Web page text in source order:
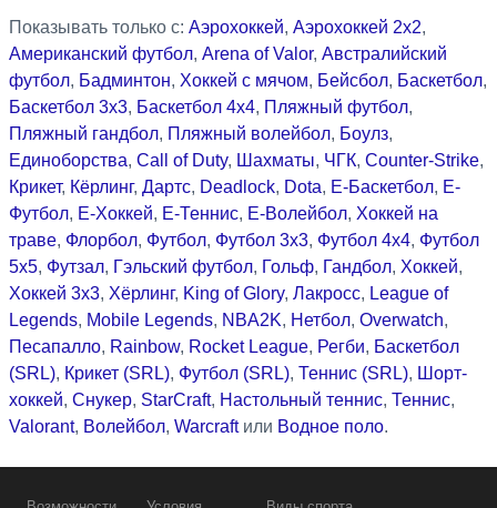
Показывать только с: Аэрохоккей, Аэрохоккей 2x2,
Американский футбол, Arena of Valor, Австралийский
футбол, Бадминтон, Хоккей с мячом, Бейсбол, Баскетбол,
Баскетбол 3x3, Баскетбол 4x4, Пляжный футбол,
Пляжный гандбол, Пляжный волейбол, Боулз,
Единоборства, Call of Duty, Шахматы, ЧГК, Counter-Strike,
Крикет, Кёрлинг, Дартс, Deadlock, Dota, Е-Баскетбол, Е-
Футбол, Е-Хоккей, Е-Теннис, Е-Волейбол, Хоккей на
траве, Флорбол, Футбол, Футбол 3x3, Футбол 4x4, Футбол
5x5, Футзал, Гэльский футбол, Гольф, Гандбол, Хоккей,
Хоккей 3x3, Хёрлинг, King of Glory, Лакросс, League of
Legends, Mobile Legends, NBA2K, Нетбол, Overwatch,
Песапалло, Rainbow, Rocket League, Регби, Баскетбол
(SRL), Крикет (SRL), Футбол (SRL), Теннис (SRL), Шорт-
хоккей, Снукер, StarCraft, Настольный теннис, Теннис,
Valorant, Волейбол, Warcraftили Водное поло.